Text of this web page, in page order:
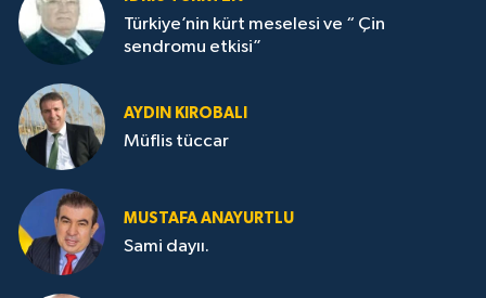
Türkiye’nin kürt meselesi ve “ Çin
sendromu etkisi”
AYDIN KIROBALI
Müflis tüccar
MUSTAFA ANAYURTLU
Sami dayıı.